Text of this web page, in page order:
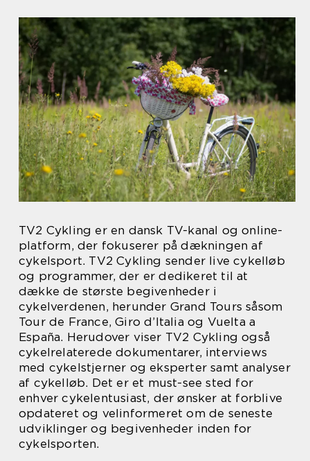
TV2 Cykling er en dansk TV-kanal og online-
platform, der fokuserer på dækningen af
cykelsport. TV2 Cykling sender live cykelløb
og programmer, der er dedikeret til at
dække de største begivenheder i
cykelverdenen, herunder Grand Tours såsom
Tour de France, Giro d’Italia og Vuelta a
España. Herudover viser TV2 Cykling også
cykelrelaterede dokumentarer, interviews
med cykelstjerner og eksperter samt analyser
af cykelløb. Det er et must-see sted for
enhver cykelentusiast, der ønsker at forblive
opdateret og velinformeret om de seneste
udviklinger og begivenheder inden for
cykelsporten.